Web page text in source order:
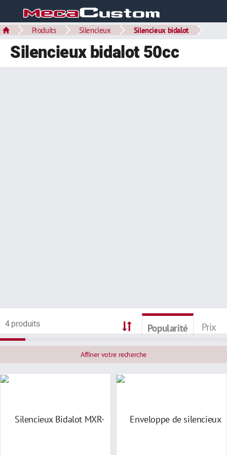
Produits Silencieux Silencieux bidalot
Silencieux bidalot 50cc
4 produits Popularité Prix
Affiner votre recherche